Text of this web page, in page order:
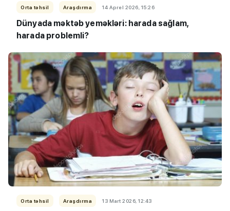
Orta təhsil Araşdırma 14 Aprel 2026, 15:26
Dünyada məktəb yeməkləri: harada sağlam,
harada problemli?
Orta təhsil Araşdırma 13 Mart 2026, 12:43